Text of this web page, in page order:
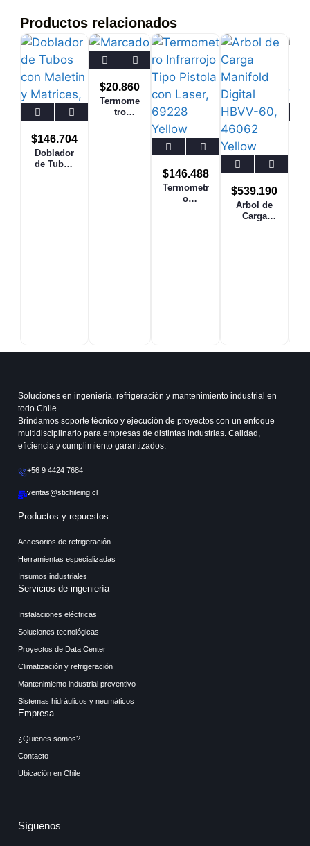
Productos relacionados
Doblador
de Tubos
$146.704
Termome
tro
$20.860
Termometr
o
$146.488
Arbol de
Carga
$539.190
Soluciones en ingeniería, refrigeración y mantenimiento industrial en
todo Chile.
Brindamos soporte técnico y ejecución de proyectos con un enfoque
multidisciplinario para empresas de distintas industrias. Calidad,
eficiencia y cumplimiento garantizados.
+56 9 4424 7684
ventas@stichileing.cl
Productos y repuestos
Accesorios de refrigeración
Herramientas especializadas
Insumos industriales
Servicios de ingeniería
Instalaciones eléctricas
Soluciones tecnológicas
Proyectos de Data Center
Climatización y refrigeración
Mantenimiento industrial preventivo
Sistemas hidráulicos y neumáticos
Empresa
¿Quienes somos?
Contacto
Ubicación en Chile
Síguenos